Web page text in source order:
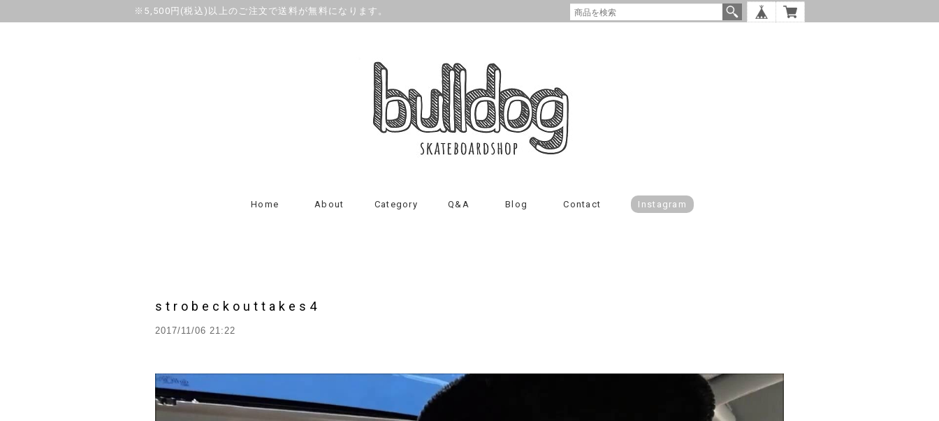
※5,500円(税込)以上のご注文で送料が無料になります。
Home About Category Q&A Blog Contact Instagram
strobeckouttakes4
2017/11/06 21:22